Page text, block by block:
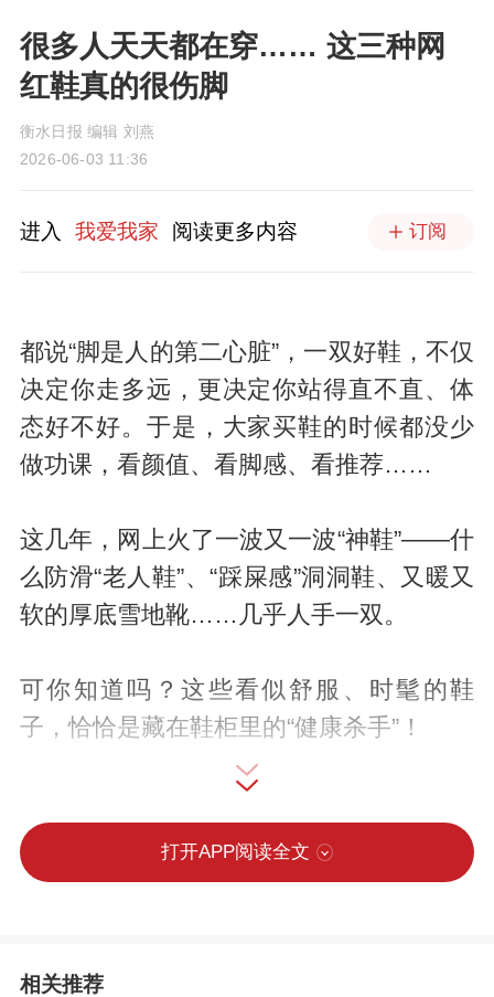
很多人天天都在穿…… 这三种网
红鞋真的很伤脚
衡水日报 编辑 刘燕
2026-06-03 11:36
进入 我爱我家 阅读更多内容 订阅
都说“脚是人的第二心脏”，一双好鞋，不仅
决定你走多远，更决定你站得直不直、体
态好不好。于是，大家买鞋的时候都没少
做功课，看颜值、看脚感、看推荐……
这几年，网上火了一波又一波“神鞋”——什
么防滑“老人鞋”、“踩屎感”洞洞鞋、又暖又
软的厚底雪地靴……几乎人手一双。
可你知道吗？这些看似舒服、时髦的鞋
子，恰恰是藏在鞋柜里的“健康杀手”！
心。穿一天伤一天，等到脚变形或者被绊
倒，后悔都来不及！
打开APP阅读全文
相关推荐